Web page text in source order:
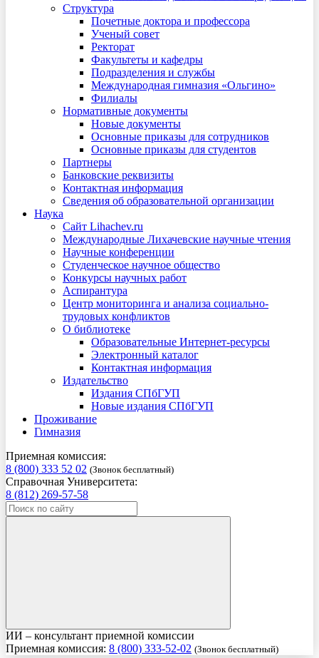
Структура
Почетные доктора и профессора
Ученый совет
Ректорат
Факультеты и кафедры
Подразделения и службы
Международная гимназия «Ольгино»
Филиалы
Нормативные документы
Новые документы
Основные приказы для сотрудников
Основные приказы для студентов
Партнеры
Банковские реквизиты
Контактная информация
Сведения об образовательной организации
Наука
Сайт Lihachev.ru
Международные Лихачевские научные чтения
Научные конференции
Студенческое научное общество
Конкурсы научных работ
Аспирантура
Центр мониторинга и анализа социально-
трудовых конфликтов
О библиотеке
Образовательные Интернет-ресурсы
Электронный каталог
Контактная информация
Издательство
Издания СПбГУП
Новые издания СПбГУП
Проживание
Гимназия
Приемная комиссия:
8 (800) 333 52 02 (Звонок бесплатный)
Справочная Университета:
8 (812) 269-57-58
ИИ – консультант приемной комиссии
Приемная комиссия: 8 (800) 333-52-02 (Звонок бесплатный)